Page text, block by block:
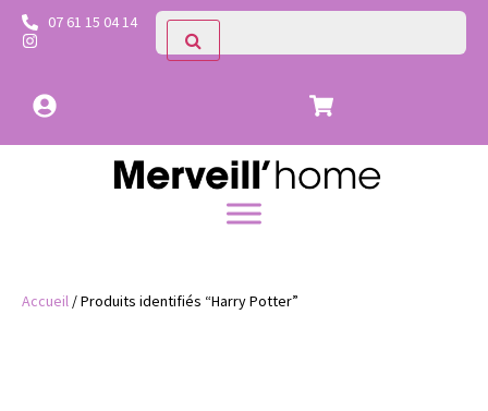
07 61 15 04 14
Accueil / Produits identifiés “Harry Potter”